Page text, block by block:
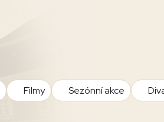
Filmy Sezónní akce